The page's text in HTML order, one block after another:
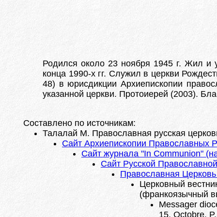
Родился около 23 ноября 1945 г. Жил и
конца 1990-х гг. Служил в церкви
48) в юрисдикции Архиепископии
указанной церкви. Протоиерей (2003).
Составлено по источникам:
Талалай М. Православная русская
Сайт Архиепископии Православных
Сайт журнала "In Communion"
Сайт Русской
Православная
Церковный
(франкоязычный
Messager
15. Octobre.